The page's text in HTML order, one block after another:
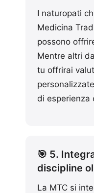
I naturopati
Medicina
possono
Mentre altri
tu offrirai
di esperienza
🎯 5.
discipline
La MTC si